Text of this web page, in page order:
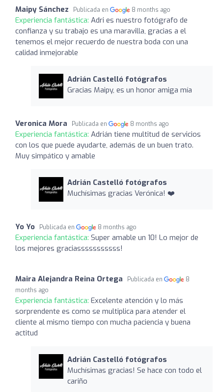
Maipy Sánchez Publicada en 8 months ago
Experiencia fantástica: Adri es nuestro fotógrafo de
confianza y su trabajo es una maravilla, gracias a el
tenemos el mejor recuerdo de nuestra boda con una
calidad inmejorable
Adrián Castelló fotógrafos
Gracias Maipy, es un honor amiga mía
Veronica Mora Publicada en 8 months ago
Experiencia fantástica: Adrián tiene multitud de servicios
con los que puede ayudarte, además de un buen trato.
Muy simpático y amable
Adrián Castelló fotógrafos
Muchísimas gracias Verónica! ❤️
Yo Yo Publicada en 8 months ago
Experiencia fantástica: Super amable un 10! Lo mejor de
los mejores graciasssssssssss!
Maira Alejandra Reina Ortega Publicada en
8
months ago
Experiencia fantástica: Excelente atención y lo más
sorprendente es como se multiplica para atender el
cliente al mismo tiempo con mucha paciencia y buena
actitud
Adrián Castelló fotógrafos
Muchísimas gracias! Se hace con todo el
cariño